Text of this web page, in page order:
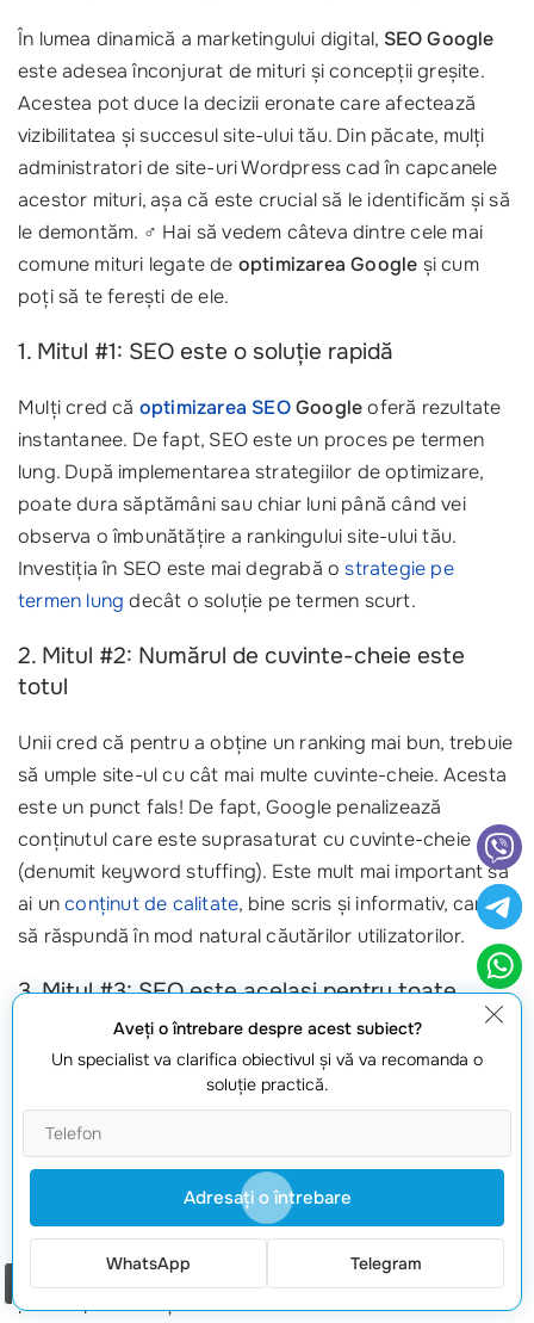
În lumea dinamică a marketingului digital, SEO Google
este adesea înconjurat de mituri și concepții greșite.
Acestea pot duce la decizii eronate care afectează
vizibilitatea și succesul site-ului tău. Din păcate, mulți
administratori de site-uri Wordpress cad în capcanele
acestor mituri, așa că este crucial să le identificăm și să
le demontăm. ‍♂️ Hai să vedem câteva dintre cele mai
comune mituri legate de optimizarea Google și cum
poți să te ferești de ele.
1. Mitul #1: SEO este o soluție rapidă
Mulți cred că optimizarea SEOGoogleoferă rezultate
instantanee. De fapt, SEO este un proces pe termen
lung. După implementarea strategiilor de optimizare,
poate dura săptămâni sau chiar luni până când vei
observa o îmbunătățire a rankingului site-ului tău.
Investiția în SEO este mai degrabă ostrategie pe
termen lung decât o soluție pe termen scurt.
2. Mitul #2: Numărul de cuvinte-cheie este
totul
Unii cred că pentru a obține un ranking mai bun, trebuie
să umple site-ul cu cât mai multe cuvinte-cheie. Acesta
este un punct fals! De fapt, Google penalizează
conținutul care este suprasaturat cu cuvinte-cheie
(denumit keyword stuffing). Este mult mai important să
ai unconținut de calitate, bine scris și informativ, care
să răspundă în mod natural căutărilor utilizatorilor.
3. Mitul #3: SEO este același pentru toate
platformele
Deși conceptul de SEO este similar, strategiile pot varia
semnificativ de la o platformă la alta. De exemplu,SEO
Google Wordpress
oferă multe plugin-uri care îți pot simplifica optimizarea,
cum ar fi Yoast SEO, dar trebuie să știi cum să le
folosești corect pentru a obține cele mai bune
rezultate. Ignorarea acestor aspecte te poate face să
pierzi oportunități valoroase.
Aveţi o întrebare despre acest subiect?
Un specialist va clarifica obiectivul şi vă va recomanda o
soluţie practică.
Adresaţi o întrebare
WhatsApp Telegram
Comanda un apel